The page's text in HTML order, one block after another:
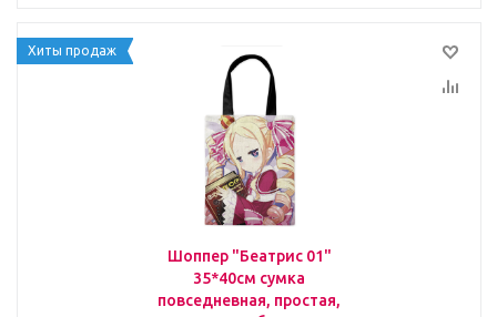
Хиты продаж
Шоппер "Беатрис 01"
35*40см сумка
повседневная, простая,